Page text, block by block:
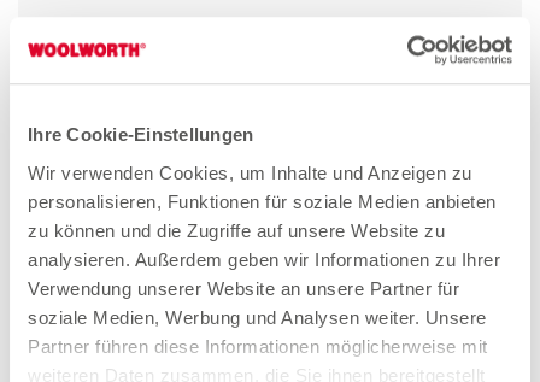
Ihre Cookie-Einstellungen
Wir verwenden Cookies, um Inhalte und Anzeigen zu
personalisieren, Funktionen für soziale Medien anbieten
zu können und die Zugriffe auf unsere Website zu
analysieren. Außerdem geben wir Informationen zu Ihrer
Verwendung unserer Website an unsere Partner für
soziale Medien, Werbung und Analysen weiter. Unsere
Partner führen diese Informationen möglicherweise mit
weiteren Daten zusammen, die Sie ihnen bereitgestellt
Verkäuferin Teilzeit (gn*)
Aushilfe / Verkauf Minijob (gn*)
Zum Stellenangebot